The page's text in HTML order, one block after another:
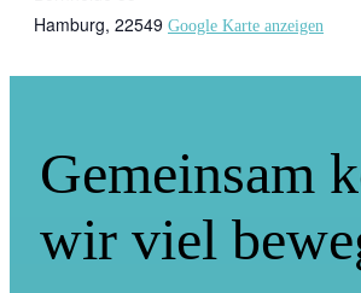
Hamburg, 22549 Google Karte anzeigen
Gemeinsam
wir viel